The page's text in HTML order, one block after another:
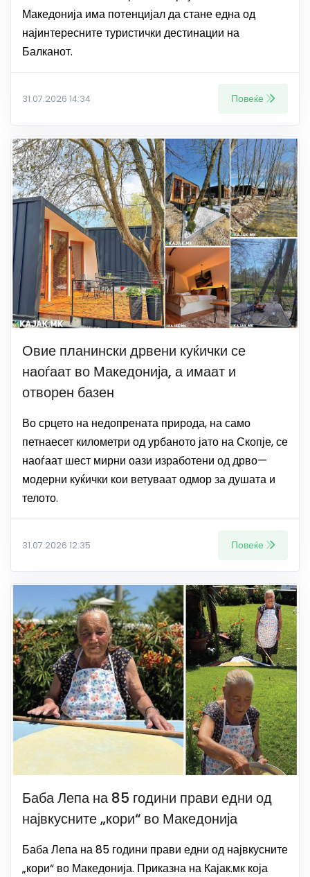
Македонија има потенцијал да стане една од
најинтересните туристички дестинации на
Балканот.
31.07.2026 14:34 Повеќе
Овие планински дрвени куќички се
наоѓаат во Македонија, а имаат и
отворен базен
Во срцето на недопрената природа, на само
петнаесет километри од урбаното јато на Скопје, се
наоѓаат шест мирни оази изработени од дрво—
модерни куќички кои ветуваат одмор за душата и
телото.
31.07.2026 12:35 Повеќе
Баба Лепа на 85 години прави едни од
највкусните „кори“ во Македонија
Баба Лепа на 85 години прави едни од највкусните
„кори“ во Македонија. Приказна на Кајак.мк која